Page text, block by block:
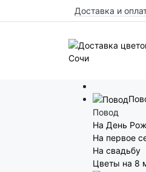
Доставка и
Повод
На День
На первое
На свадьбу
Цветы на 8